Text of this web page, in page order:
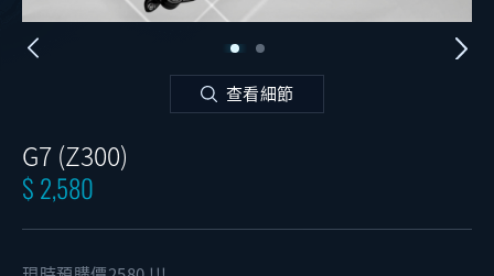
查看細節
G7 (Z300)
$ 2,580